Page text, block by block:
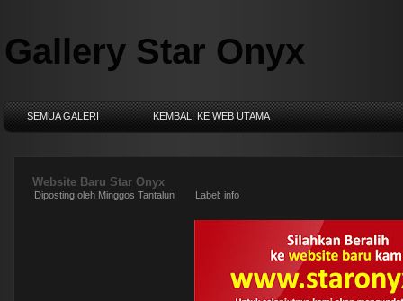
Gallery Star Onyx
SEMUA GALERI KEMBALI KE WEB UTAMA
Website Baru Star Onyx
Diposting oleh Minggos Tantalun Label: info